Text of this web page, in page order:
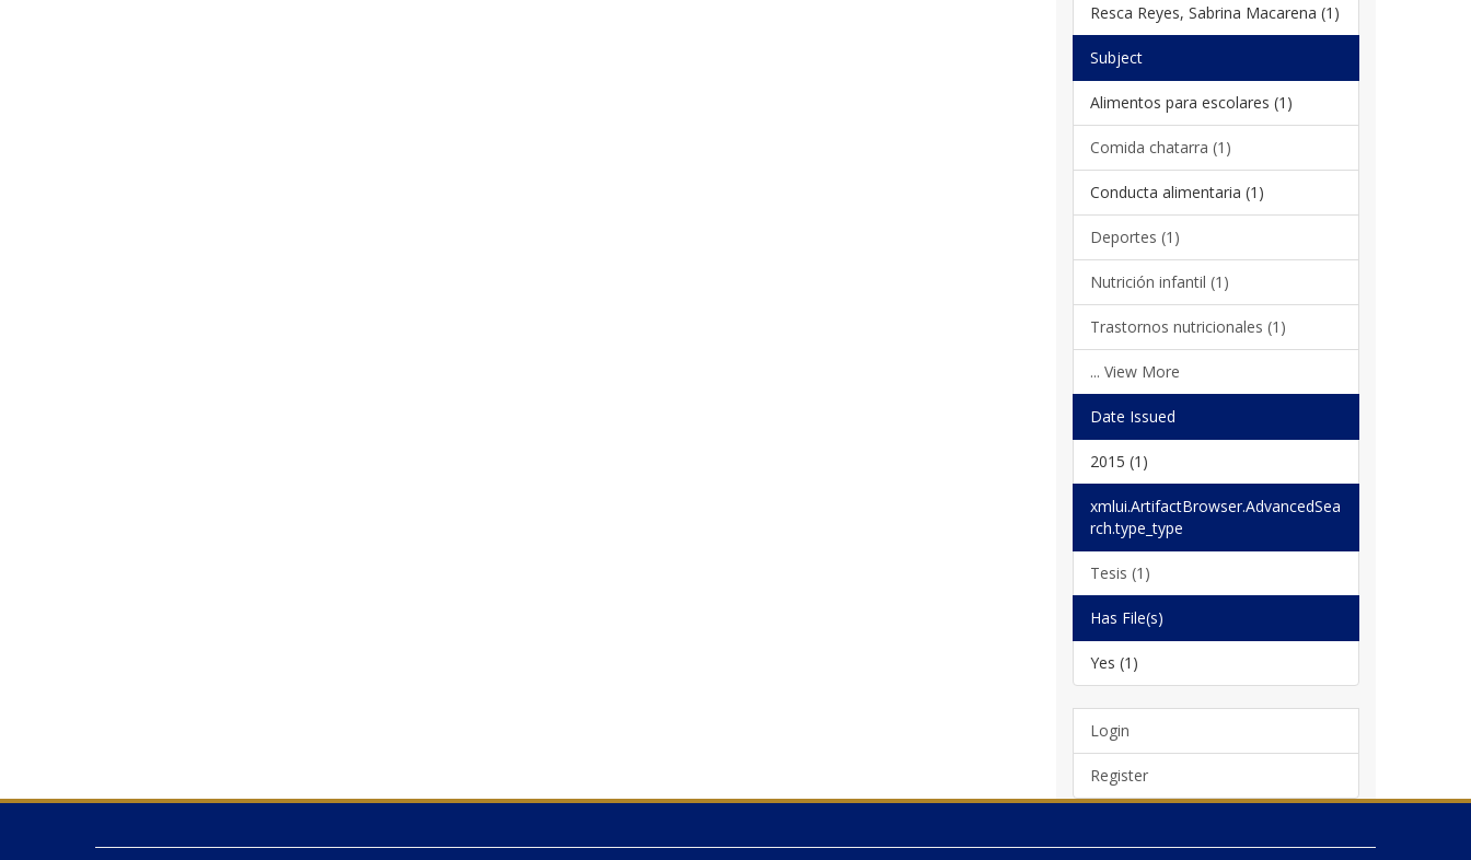
Resca Reyes, Sabrina Macarena (1)
Subject
Alimentos para escolares (1)
Comida chatarra (1)
Conducta alimentaria (1)
Deportes (1)
Nutrición infantil (1)
Trastornos nutricionales (1)
... View More
Date Issued
2015 (1)
xmlui.ArtifactBrowser.AdvancedSea
rch.type_type
Tesis (1)
Has File(s)
Yes (1)
Login
Register